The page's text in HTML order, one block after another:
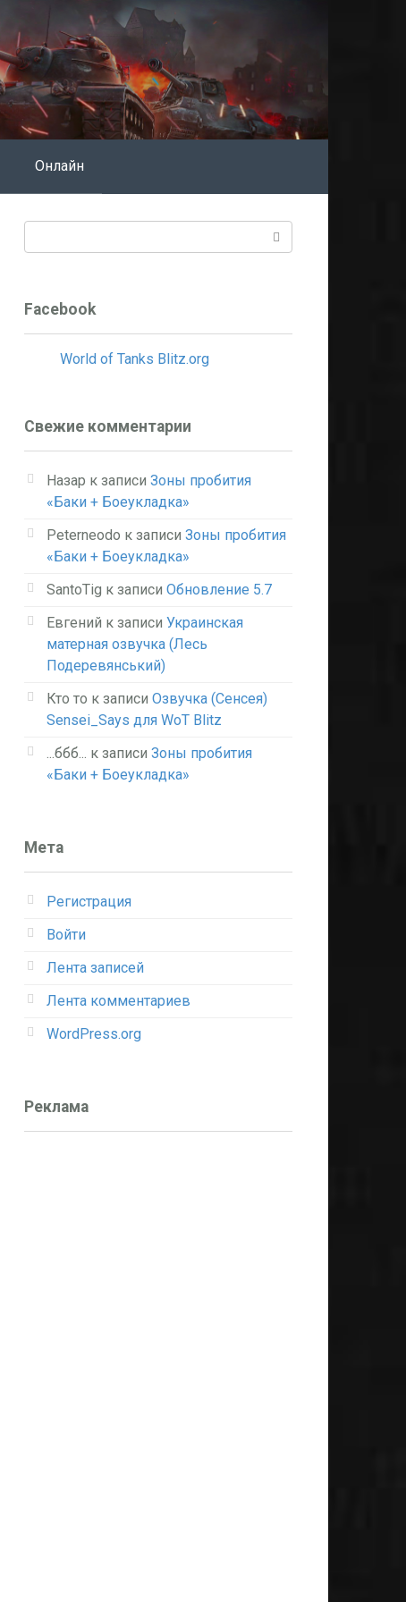
Онлайн
Facebook
World of Tanks Blitz.org
Свежие комментарии
Назар к записи Зоны пробития
«Баки + Боеукладка»
Peterneodo к записи Зоны пробития
«Баки + Боеукладка»
SantoTig к записи Обновление 5.7
Евгений к записи Украинская
матерная озвучка (Лесь
Подеревянський)
Кто то к записи Озвучка (Сенсея)
Sensei_Says для WoT Blitz
...ббб... к записи Зоны пробития
«Баки + Боеукладка»
Мета
Регистрация
Войти
Лента записей
Лента комментариев
WordPress.org
Реклама